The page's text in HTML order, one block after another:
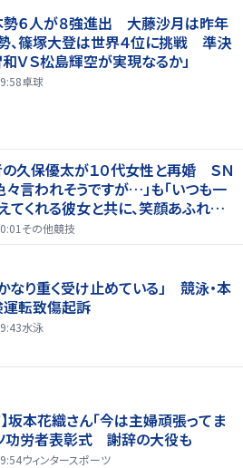
勢６人が８強進出 大藤沙月は昨年
、篠塚大登は世界４位に挑戦 準決
ＶＳ松島輝空が実現なるか」
卓球
の久保優太が１０代女性と再婚 ＳＮ
々言われそうですが…」も「いつも一
てくれる彼女と共に、笑顔あふれる
いきたい」
その他競技
なり重く受け止めている」 競泳・本
転致傷起訴
水泳
】坂本花織さん「今は主婦頑張ってま
功労者表彰式 謝辞の大役も
ウィンタースポーツ